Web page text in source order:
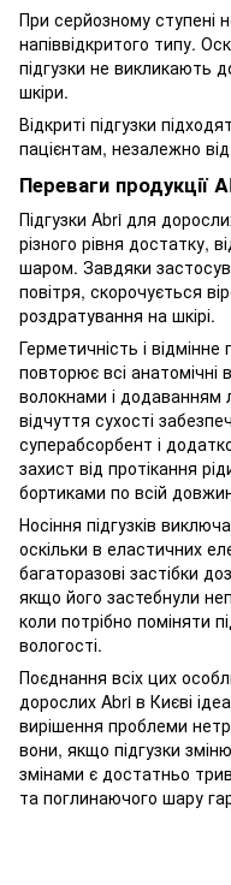
При серйозному ступені
напіввідкритого типу.
підгузки не викликають
шкіри.
Відкриті підгузки
пацієнтам, незалежно
Переваги продукції
Підгузки Abri для
різного рівня достатку,
шаром. Завдяки
повітря, скорочується
роздратування на шкірі.
Герметичність і
повторює всі анатомічні
волокнами і додаванням
відчуття сухості
суперабсорбент і
захист від протікання
бортиками по всій
Носіння підгузків
оскільки в еластичних
багаторазові застібки
якщо його застебнули
коли потрібно поміняти
вологості.
Поєднання всіх цих
дорослих Abri в Києві
вирішення проблеми
вони, якщо підгузки
змінами є достатньо
та поглинаючого шару